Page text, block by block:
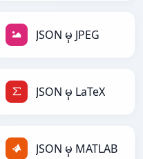
JSON မှ JPEG
JSON မှ LaTeX
JSON မှ MATLAB